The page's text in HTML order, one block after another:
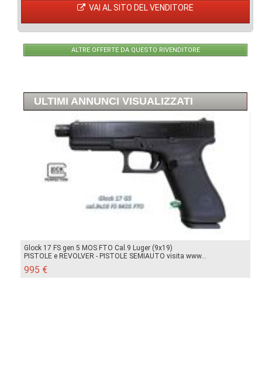
VAI AL SITO DEL VENDITORE
ALTRE OFFERTE DA QUESTO RIVENDITORE
ULTIMI ANNUNCI VISUALIZZATI
Glock 17 FS gen 5 MOS FTO Cal.9 Luger (9x19)
PISTOLE e REVOLVER - PISTOLE SEMIAUTO visita www...
995 €